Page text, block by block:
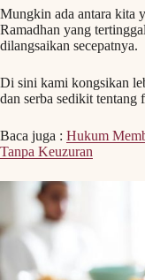
Mungkin ada antara kita
Ramadhan yang
dilangsaikan secepatnya.
Di sini kami kongsikan
dan serba sedikit tentang
Baca juga : Hukum
Tanpa Keuzuran